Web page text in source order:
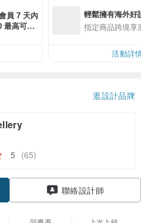
員 7 天內
最高可折
輕鬆擁有海外好
指定商品跨境享
活動詳
逛設計品牌
5 (65)
聯絡設計師